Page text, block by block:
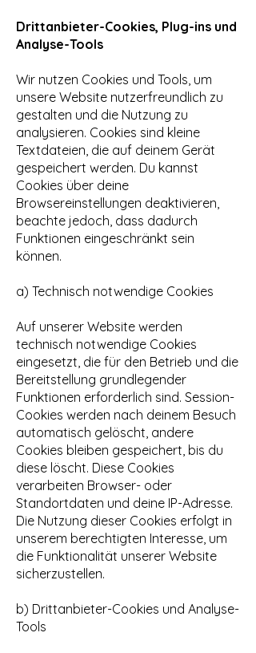
Drittanbieter-Cookies, Plug-ins und
Analyse-Tools
Wir nutzen Cookies und Tools, um
unsere Website nutzerfreundlich zu
gestalten und die Nutzung zu
analysieren. Cookies sind kleine
Textdateien, die auf deinem Gerät
gespeichert werden. Du kannst
Cookies über deine
Browsereinstellungen deaktivieren,
beachte jedoch, dass dadurch
Funktionen eingeschränkt sein
können.
a) Technisch notwendige Cookies
Auf unserer Website werden
technisch notwendige Cookies
eingesetzt, die für den Betrieb und die
Bereitstellung grundlegender
Funktionen erforderlich sind. Session-
Cookies werden nach deinem Besuch
automatisch gelöscht, andere
Cookies bleiben gespeichert, bis du
diese löscht. Diese Cookies
verarbeiten Browser- oder
Standortdaten und deine IP-Adresse.
Die Nutzung dieser Cookies erfolgt in
unserem berechtigten Interesse, um
die Funktionalität unserer Website
sicherzustellen.
b) Drittanbieter-Cookies und Analyse-
Tools